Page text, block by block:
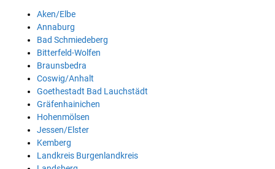
Aken/Elbe
Annaburg
Bad Schmiedeberg
Bitterfeld-Wolfen
Braunsbedra
Coswig/Anhalt
Goethestadt Bad Lauchstädt
Gräfenhainichen
Hohenmölsen
Jessen/Elster
Kemberg
Landkreis Burgenlandkreis